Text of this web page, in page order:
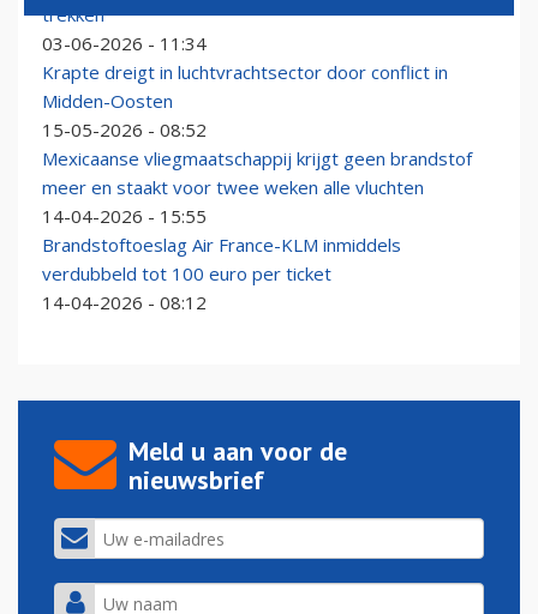
trekken
03-06-2026 - 11:34
Krapte dreigt in luchtvrachtsector door conflict in
Midden-Oosten
15-05-2026 - 08:52
Mexicaanse vliegmaatschappij krijgt geen brandstof
meer en staakt voor twee weken alle vluchten
14-04-2026 - 15:55
Brandstoftoeslag Air France-KLM inmiddels
verdubbeld tot 100 euro per ticket
14-04-2026 - 08:12
Meld u aan voor de
nieuwsbrief